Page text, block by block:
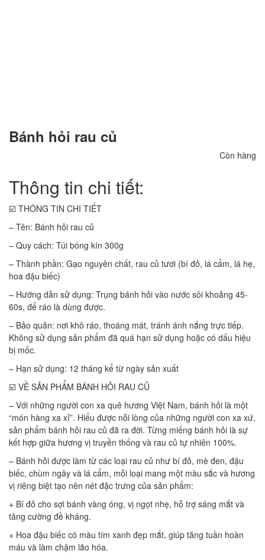
Bánh hỏi rau củ
Còn hàng
Thông tin chi tiết:
☑️ THÔNG TIN CHI TIẾT
– Tên: Bánh hỏi rau củ
– Quy cách: Túi bóng kín 300g
– Thành phần: Gạo nguyên chất, rau củ tươi (bí đỏ, lá cẩm, lá hẹ,
hoa đậu biếc)
– Hướng dẫn sử dụng: Trụng bánh hỏi vào nước sôi khoảng 45-
60s, để ráo là dùng được.
– Bảo quản: nơi khô ráo, thoáng mát, tránh ánh nắng trực tiếp.
Không sử dụng sản phẩm đã quá hạn sử dụng hoặc có dấu hiệu
bị mốc.
– Hạn sử dụng: 12 tháng kể từ ngày sản xuất
☑️ VỀ SẢN PHẨM BÁNH HỎI RAU CỦ
– Với những người con xa quê hương Việt Nam, bánh hỏi là một
“món hàng xa xỉ”. Hiểu được nỗi lòng của những người con xa xứ,
sản phẩm bánh hỏi rau củ đã ra đời. Từng miếng bánh hỏi là sự
kết hợp giữa hương vị truyền thống và rau củ tự nhiên 100%.
– Bánh hỏi được làm từ các loại rau củ như bí đỏ, mè đen, đậu
biếc, chùm ngây và lá cẩm, mỗi loại mang một màu sắc và hương
vị riêng biệt tạo nên nét đặc trưng của sản phẩm:
+ Bí đỏ cho sợi bánh vàng óng, vị ngọt nhẹ, hỗ trợ sáng mắt và
tăng cường đề kháng.
+ Hoa đậu biếc có màu tím xanh đẹp mắt, giúp tăng tuần hoàn
máu và làm chậm lão hóa.